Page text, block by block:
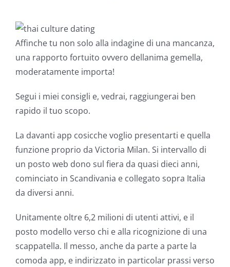
Affinche tu non solo alla indagine di una mancanza,
una rapporto fortuito ovvero dellanima gemella,
moderatamente importa!
Segui i miei consigli e, vedrai, raggiungerai ben
rapido il tuo scopo.
La davanti app cosicche voglio presentarti e quella
funzione proprio da Victoria Milan. Si intervallo di
un posto web dono sul fiera da quasi dieci anni,
cominciato in Scandivania e collegato sopra Italia
da diversi anni.
Unitamente oltre 6,2 milioni di utenti attivi, e il
posto modello verso chi e alla ricognizione di una
scappatella. Il messo, anche da parte a parte la
comoda app, e indirizzato in particolar prassi verso